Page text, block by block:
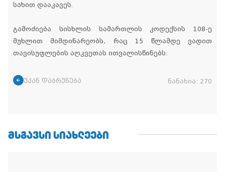
სახით დააკავეს.
გამოძიება სისხლის სამართლის კოდექსის 108-ე
მუხლით მიმდინარეობს, რაც 15 წლამდე ვადით
თავისუფლების აღკვეთას ითვალისწინებს.
უკან დაბრუნება ნანახია: 270
ᲛᲡᲒᲐᲕᲡᲘ ᲡᲘᲐᲮᲚᲔᲔᲑᲘ